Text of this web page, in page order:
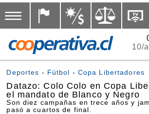
10/
Deportes - Fútbol - Copa Libertadores
Datazo: Colo Colo en Copa
el mandato de Blanco y Negro
Son diez campañas en trece años y
pasó a cuartos de final.